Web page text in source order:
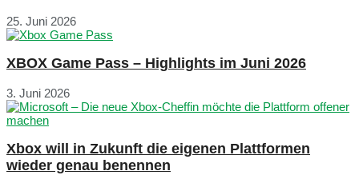
25. Juni 2026
XBOX Game Pass – Highlights im Juni 2026
3. Juni 2026
Xbox will in Zukunft die eigenen Plattformen
wieder genau benennen